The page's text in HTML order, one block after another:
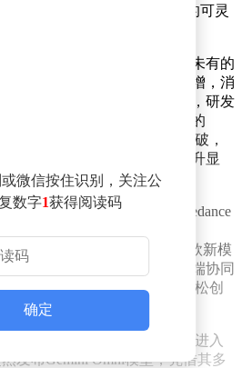
超排名第二、占据14%份额的可灵
领军者。
十万，字节跳动也面临前所未有的
务器流量与算力承载压力激增，消
水涨船高。为应对这一局面，研发
性优化，即将推出迭代升级的
在视频连贯性方面实现重大突破，
自然，整体一致性较前代提升显
跃。内部测试数据显示，Seedance
彩还原等核心指标上提升达
中展现出更强的稳定性。这款新模
民级视频编辑应用，通过云端协同
缝衔接，让普通用户也能轻松创
微妙变化。就在Seedance 2.1进入
发布Gemini Omni模型，凭借其多
微信按住识别，关注公
数字1获得阅读码
确定